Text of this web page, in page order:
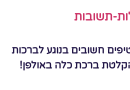
תשובות
חשובים בנוגע לברכות
ברכת כלה באולפן!